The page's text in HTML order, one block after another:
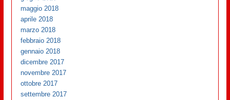
maggio 2018
aprile 2018
marzo 2018
febbraio 2018
gennaio 2018
dicembre 2017
novembre 2017
ottobre 2017
settembre 2017